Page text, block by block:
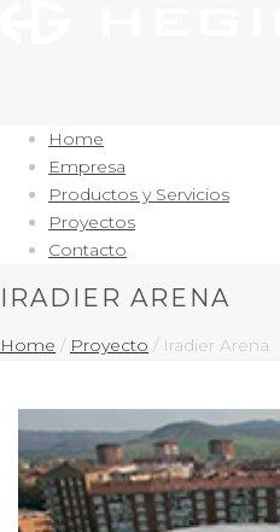
Home
Empresa
Productos y Servicios
Proyectos
Contacto
IRADIER ARENA
Home / Proyecto / Iradier Arena